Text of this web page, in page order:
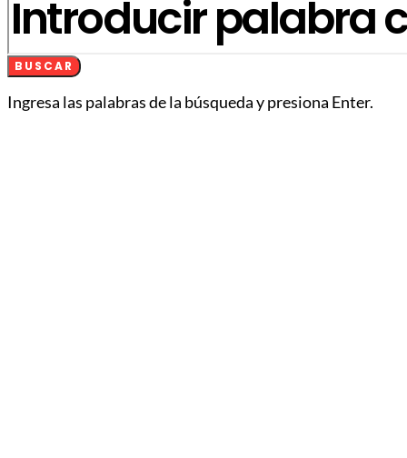
BUSCAR
Ingresa las palabras de la búsqueda y presiona Enter.